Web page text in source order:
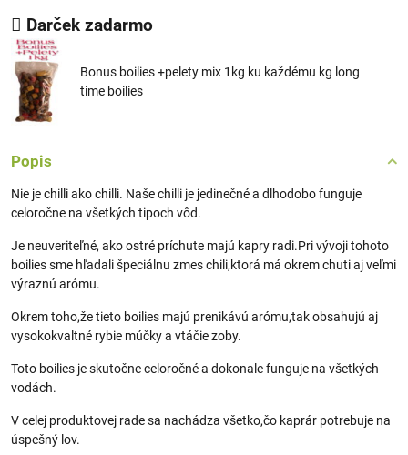
Darček zadarmo
Bonus boilies +pelety mix 1kg ku každému kg long
time boilies
Popis
Nie je chilli ako chilli. Naše chilli je jedinečné a dlhodobo funguje
celoročne na všetkých tipoch vôd.
Je neuveriteľné, ako ostré príchute majú kapry radi.Pri vývoji tohoto
boilies sme hľadali špeciálnu zmes chili,ktorá má okrem chuti aj veľmi
výraznú arómu.
Okrem toho,že tieto boilies majú prenikávú arómu,tak obsahujú aj
vysokokvaltné rybie múčky a vtáčie zoby.
Toto boilies je skutočne celoročné a dokonale funguje na všetkých
vodách.
V celej produktovej rade sa nachádza všetko,čo kaprár potrebuje na
úspešný lov.